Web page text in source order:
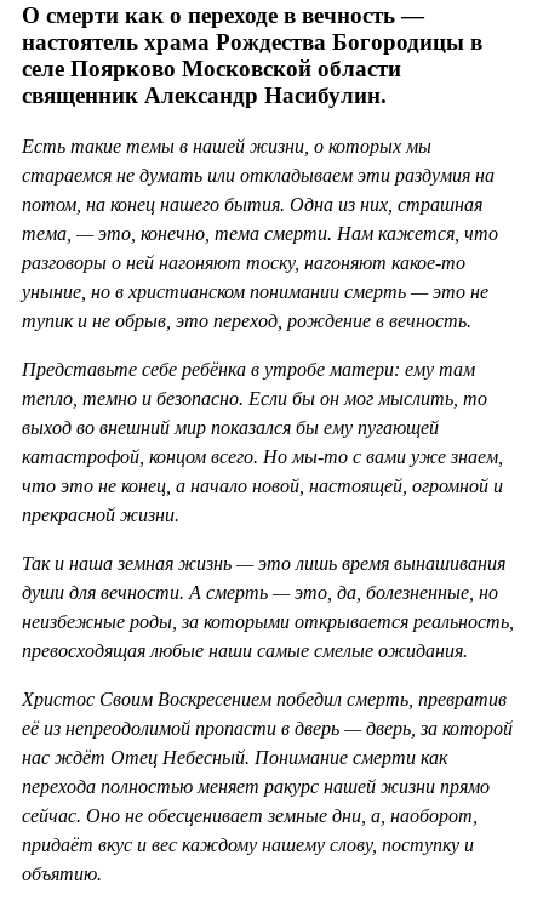
О смерти как о переходе в вечность —
настоятель храма Рождества Богородицы в
селе Поярково Московской области
священник Александр Насибулин.
Есть такие темы в нашей жизни, о которых мы
стараемся не думать или откладываем эти раздумия на
потом, на конец нашего бытия. Одна из них, страшная
тема, — это, конечно, тема смерти. Нам кажется, что
разговоры о ней нагоняют тоску, нагоняют какое-то
уныние, но в христианском понимании смерть — это не
тупик и не обрыв, это переход, рождение в вечность.
Представьте себе ребёнка в утробе матери: ему там
тепло, темно и безопасно. Если бы он мог мыслить, то
выход во внешний мир показался бы ему пугающей
катастрофой, концом всего. Но мы-то с вами уже знаем,
что это не конец, а начало новой, настоящей, огромной и
прекрасной жизни.
Так и наша земная жизнь — это лишь время вынашивания
души для вечности. А смерть — это, да, болезненные, но
неизбежные роды, за которыми открывается реальность,
превосходящая любые наши самые смелые ожидания.
Христос Своим Воскресением победил смерть, превратив
её из непреодолимой пропасти в дверь — дверь, за которой
нас ждёт Отец Небесный. Понимание смерти как
перехода полностью меняет ракурс нашей жизни прямо
сейчас. Оно не обесценивает земные дни, а, наоборот,
придаёт вкус и вес каждому нашему слову, поступку и
объятию.